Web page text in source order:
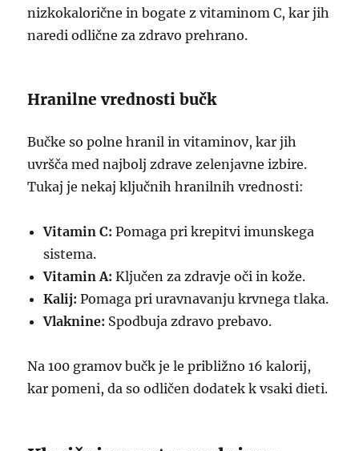
nizkokalorične in bogate z vitaminom C, kar jih
naredi odlične za zdravo prehrano.
Hranilne vrednosti bučk
Bučke so polne hranil in vitaminov, kar jih
uvršča med najbolj zdrave zelenjavne izbire.
Tukaj je nekaj ključnih hranilnih vrednosti:
Vitamin C: Pomaga pri krepitvi imunskega
sistema.
Vitamin A: Ključen za zdravje oči in kože.
Kalij: Pomaga pri uravnavanju krvnega tlaka.
Vlaknine: Spodbuja zdravo prebavo.
Na 100 gramov bučk je le približno 16 kalorij,
kar pomeni, da so odličen dodatek k vsaki dieti.